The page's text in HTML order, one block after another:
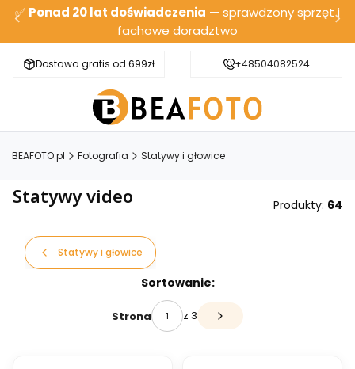
✅ Ponad 20 lat doświadczenia — sprawdzony sprzęt i
fachowe doradztwo
Dostawa gratis od 699zł Bezpieczna wysyłka
+48504082524
BEAFOTO.pl Fotografia Statywy i głowice
Statywy video Produkty: 64
Statywy i głowice
Sortowanie:
Strona z 3 Następne produkty